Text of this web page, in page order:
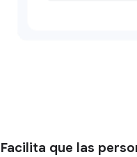
Facilita que las